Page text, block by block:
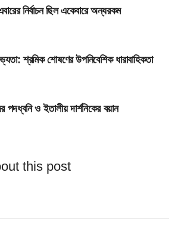
নির্বাচন ছিল একেবারে অন্যরকম
শ্রমিক শোষণের উপনিবেশিক ধারাবাহিকতা
পদধ্বনি ও ইতালীয় দার্শনিকের বয়ান
this post